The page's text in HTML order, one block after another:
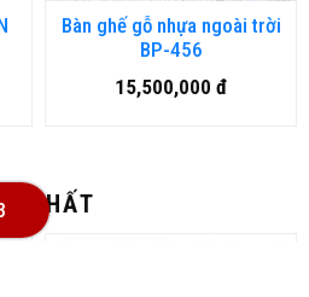
Bàn ghế gỗ nhựa ngoài trời
BP-456
15,500,000 đ
NHẤT